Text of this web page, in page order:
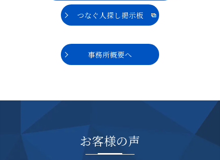
つなぐ人探し掲示板
事務所概要へ
お客様の声